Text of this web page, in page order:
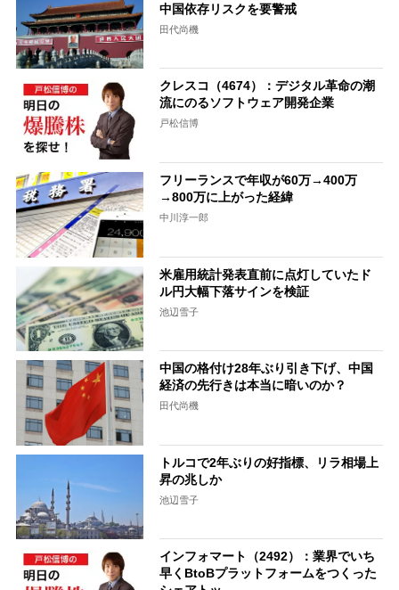
中国依存リスクを要警戒
田代尚機
クレスコ（4674）：デジタル革命の潮
流にのるソフトウェア開発企業
戸松信博
フリーランスで年収が60万→400万
→800万に上がった経緯
中川淳一郎
米雇用統計発表直前に点灯していたド
ル円大幅下落サインを検証
池辺雪子
中国の格付け28年ぶり引き下げ、中国
経済の先行きは本当に暗いのか？
田代尚機
トルコで2年ぶりの好指標、リラ相場上
昇の兆しか
池辺雪子
インフォマート（2492）：業界でいち
早くBtoBプラットフォームをつくった